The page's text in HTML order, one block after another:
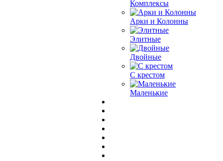
Комплексы
Арки и Колонны
Элитные
Двойные
С крестом
Маленькие